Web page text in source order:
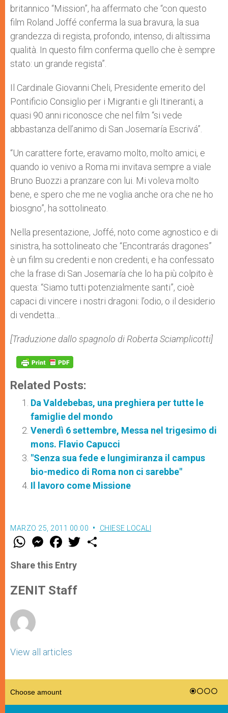
britannico “Mission”, ha affermato che “con questo
film Roland Joffé conferma la sua bravura, la sua
grandezza di regista, profondo, intenso, di altissima
qualità. In questo film conferma quello che è sempre
stato: un grande regista”.
Il Cardinale Giovanni Cheli, Presidente emerito del
Pontificio Consiglio per i Migranti e gli Itineranti, a
quasi 90 anni riconosce che nel film “si vede
abbastanza dell’animo di San Josemaría Escrivá”.
“Un carattere forte, eravamo molto, molto amici, e
quando io venivo a Roma mi invitava sempre a viale
Bruno Buozzi a pranzare con lui. Mi voleva molto
bene, e spero che me ne voglia anche ora che ne ho
biosgno”, ha sottolineato.
Nella presentazione, Joffé, noto come agnostico e di
sinistra, ha sottolineato che “Encontrarás dragones”
è un film su credenti e non credenti, e ha confessato
che la frase di San Josemaría che lo ha più colpito è
questa: “Siamo tutti potenzialmente santi”, cioè
capaci di vincere i nostri dragoni: l’odio, o il desiderio
di vendetta…
[Traduzione dallo spagnolo di Roberta Sciamplicotti]
Related Posts:
Da Valdebebas, una preghiera per tutte le
famiglie del mondo
Venerdì 6 settembre, Messa nel trigesimo di
mons. Flavio Capucci
"Senza sua fede e lungimiranza il campus
bio-medico di Roma non ci sarebbe"
Il lavoro come Missione
MARZO 25, 2011 00:00 CHIESE LOCALI
W
t
s
p
p
M
e
s
e
g
e
F
a
e
b
o
k
w
Share this Entry
ZENIT Staff
View all articles